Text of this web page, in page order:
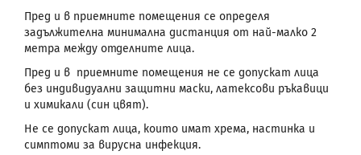
Пред и в приемните помещения се определя
задължителна минимална дистанция от най-малко 2
метра между отделните лица.
Пред и в приемните помещения не се допускат лица
без индивидуални защитни маски, латексови ръкавици
и химикали (син цвят).
Не се допускат лица, които имат хрема, настинка и
симптоми за вирусна инфекция.